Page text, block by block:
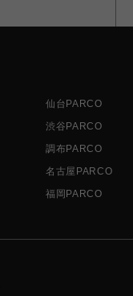
仙台PARCO
渋谷PARCO
調布PARCO
名古屋PARCO
福岡PARCO